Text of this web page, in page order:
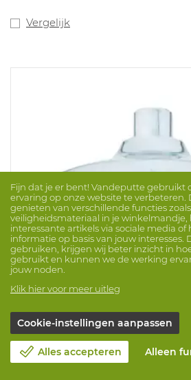
Vergelijk
Merk: HAWS ProdNr. 1006679
Fijn dat je er bent! Vandeputte gebruikt
ervaring op onze website te verbeteren.
genieten van verschillende functies
veiligheidsmateriaal in je winkelmandje,
interessante artikels via sociale media
informatie op basis van jouw interesses.
gebruiken, krijgen wij beter inzicht in
gebruikt en kunnen we de werking
jouw noden.
Klik hier voor meer uitleg
Cookie-instellingen aanpassen
Alles accepteren Alleen